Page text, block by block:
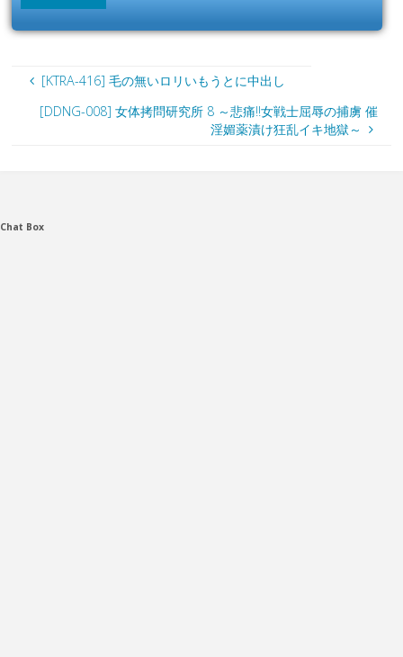
[KTRA-416] 毛の無いロリいもうとに中出し
[DDNG-008] 女体拷問研究所 8 ～悲痛!!女戦士屈辱の捕虜 催
淫媚薬漬け狂乱イキ地獄～
Chat Box